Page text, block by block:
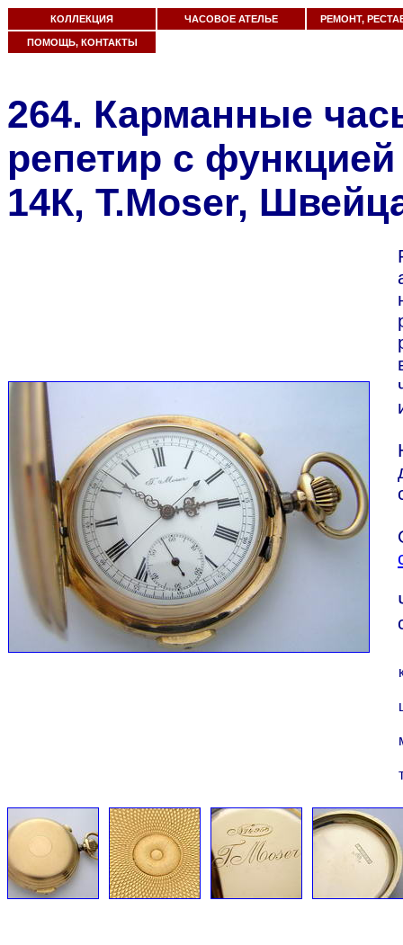
КОЛЛЕКЦИЯ ЧАСОВОЕ АТЕЛЬЕ РЕМОНТ,
ПОМОЩЬ, КОНТАКТЫ
264. Карманные
репетир с
14К, T.Moser,